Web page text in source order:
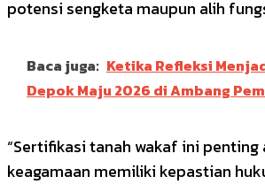
potensi sengketa maupun alih
Baca juga: Ketika Refleksi
Depok Maju 2026 di Ambang
“Sertifikasi tanah wakaf ini penting
keagamaan memiliki kepastian